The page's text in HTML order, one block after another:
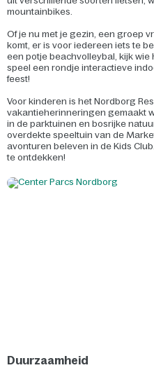
mountainbikes.
Of je nu met je gezin, een groep
komt, er is voor iedereen iets te
een potje beachvolleybal, kijk
speel een rondje interactieve
feest!
Voor kinderen is het Nordborg
vakantieherinneringen gemaakt
in de parktuinen en bosrijke
overdekte speeltuin van de
avonturen beleven in de Kids
te ontdekken!
Duurzaamheid